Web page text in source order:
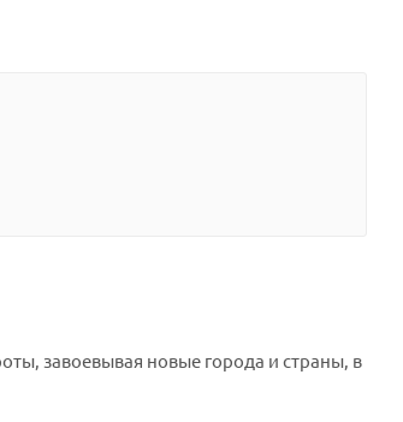
завоевывая новые города и страны, в